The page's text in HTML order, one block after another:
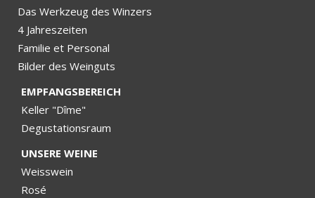
Das Werkzeug des Winzers
4 Jahreszeiten
Familie et Personal
Bilder des Weinguts
EMPFANGSBEREICH
Keller "Dîme"
Degustationsraum
UNSERE WEINE
Weisswein
Rosé